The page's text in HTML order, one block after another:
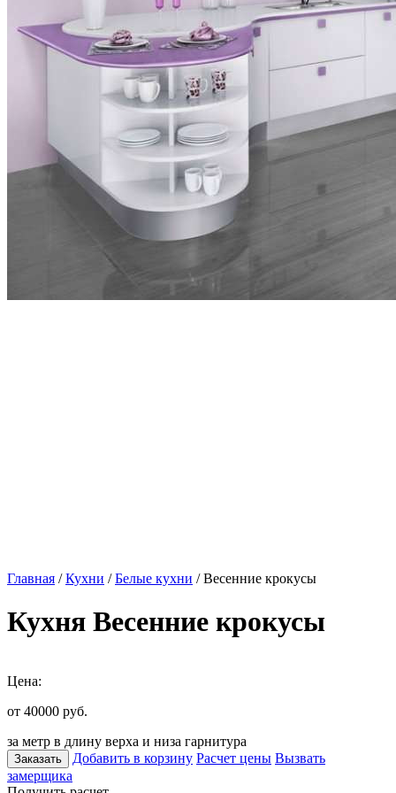
Главная /Кухни /Белые кухни / Весенние крокусы
Кухня Весенние крокусы
Цена:
от 40000 руб.
за метр в длину верха и низа гарнитура
Заказать Добавить в корзину Расчет цены Вызвать
замерщика